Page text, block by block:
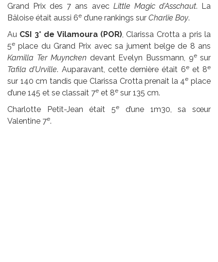
Grand Prix des 7 ans avec Little Magic d’Asschaut. La
Bâloise était aussi 6e d’une rankings sur Charlie Boy.
Au CSI 3* de Vilamoura (POR), Clarissa Crotta a pris la
5e place du Grand Prix avec sa jument belge de 8 ans
Kamilla Ter Muyncken devant Evelyn Bussmann, 9e sur
Tafila d’Urville. Auparavant, cette dernière était 6eet 8e
sur 140 cm tandis que Clarissa Crotta prenait la 4e place
d’une 145 et se classait 7e et 8e sur 135 cm.
Charlotte Petit-Jean était 5e
d’une 1m30, sa sœur
Valentine 7e.